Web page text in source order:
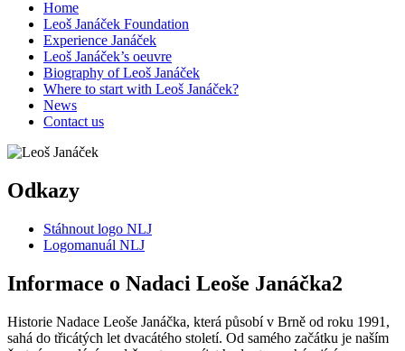
Home
Leoš Janáček Foundation
Experience Janáček
Leoš Janáček’s oeuvre
Biography of Leoš Janáček
Where to start with Leoš Janáček?
News
Contact us
Odkazy
Stáhnout logo NLJ
Logomanuál NLJ
Informace o Nadaci Leoše Janáčka2
Historie Nadace Leoše Janáčka, která působí v Brně od roku 1991,
sahá do třicátých let dvacátého století. Od samého začátku je naším